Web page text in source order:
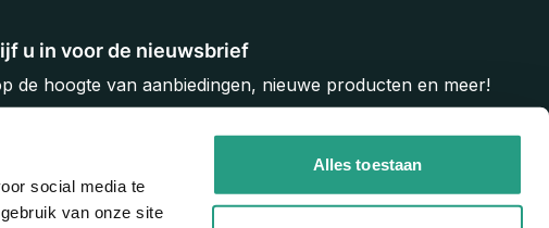
social media te
van onze site
Alles toestaan
u in voor de nieuwsbrief
de hoogte van aanbiedingen, nieuwe producten en meer!